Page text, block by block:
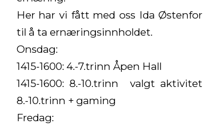
Her har vi fått med oss Ida Østenfor
til å ta ernæringsinnholdet.
Onsdag:
1415-1600: 4.-7.trinn Åpen Hall
1415-1600: 8.-10.trinn valgt aktivitet
8.-10.trinn + gaming
Fredag: